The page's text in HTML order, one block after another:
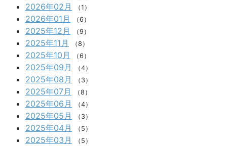
2026年02月 （1）
2026年01月 （6）
2025年12月 （9）
2025年11月 （8）
2025年10月 （6）
2025年09月 （4）
2025年08月 （3）
2025年07月 （8）
2025年06月 （4）
2025年05月 （3）
2025年04月 （5）
2025年03月 （5）